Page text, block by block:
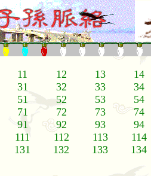
11 12 13 14
31 32 33 34
51 52 53 54
71 72 73 74
91 92 93 94
111 112 113 114
131 132 133 134